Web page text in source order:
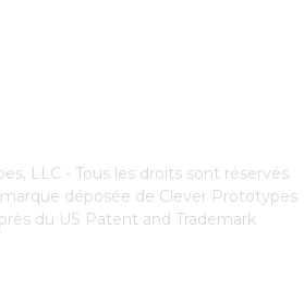
LLC - Tous les droits sont réservés.
déposée de Clever Prototypes
du US Patent and Trademark